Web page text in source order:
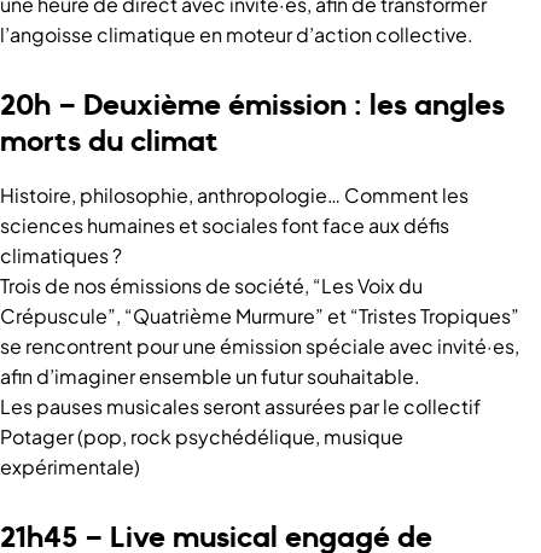
l’angoisse climatique en moteur d’action collective.
20h – Deuxième émission : les angles
morts du climat
Histoire, philosophie, anthropologie… Comment les
sciences humaines et sociales font face aux défis
climatiques ?
Trois de nos émissions de société, “Les Voix du
Crépuscule”, “Quatrième Murmure” et “Tristes Tropiques”
se rencontrent pour une émission spéciale avec invité·es,
afin d’imaginer ensemble un futur souhaitable.
Les pauses musicales seront assurées par le collectif
Potager (pop, rock psychédélique, musique
expérimentale)
21h45 – Live musical engagé de